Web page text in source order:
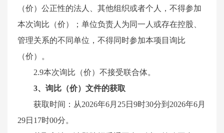
（价）公正性的法人、其他组织或者个人，不得参加
本次询比（价）；单位负责人为同一人或存在控股、
管理关系的不同单位，不得同时参加本项目询比
（价）。
2.9本次询比（价）不接受联合体。
3、 询比（价） 文件的获取
获取时间：从2026年6月 25日 9时30分到2026年6月
29日 17时00分。